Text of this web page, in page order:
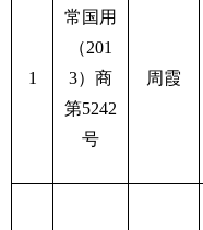
1
常国用
（201
3）商
第5242
号
周霞